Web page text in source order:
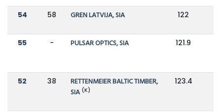
54 58 GREN LATVIJA, SIA 122
55 - PULSAR OPTICS, SIA 121.9
52 38
RETTENMEIER BALTIC TIMBER,
SIA (K)
123.4